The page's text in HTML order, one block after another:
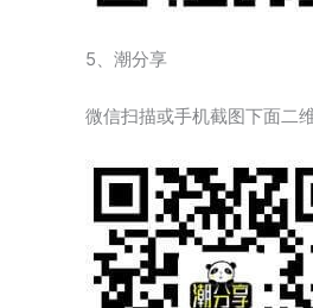
5、潮分享
微信扫描或手机截图下面二